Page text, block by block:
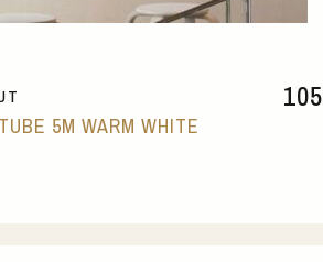
105
5M WARM WHITE